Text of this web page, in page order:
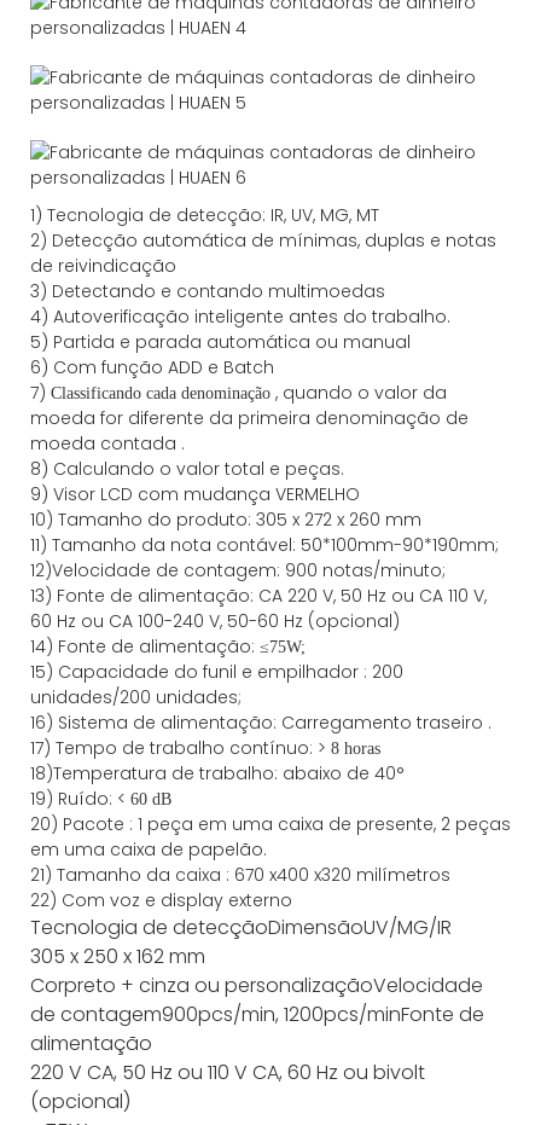
1) Tecnologia de detecção: IR, UV, MG, MT
2) Detecção automática de mínimas, duplas e notas
de reivindicação
3) Detectando e contando multimoedas
4) Autoverificação inteligente antes do trabalho.
5) Partida e parada automática ou manual
6) Com função ADD e Batch
7) Classificando cada denominação , quando o valor da
moeda for diferente da primeira denominação de
moeda contada .
8) Calculando o valor total e peças.
9) Visor LCD com mudança VERMELHO
10) Tamanho do produto: 305 x 272 x 260 mm
11) Tamanho da nota contável: 50*100mm-90*190mm;
12)Velocidade de contagem: 900 notas/minuto;
13) Fonte de alimentação: CA 220 V, 50 Hz ou CA 110 V,
60 Hz ou CA 100-240 V, 50-60 Hz (opcional)
14) Fonte de alimentação: ≤75W;
15) Capacidade do funil e empilhador : 200
unidades/200 unidades;
16) Sistema de alimentação: Carregamento traseiro .
17) Tempo de trabalho contínuo: > 8 horas
18)Temperatura de trabalho: abaixo de 40°
19) Ruído: < 60 dB
20) Pacote : 1 peça em uma caixa de presente, 2 peças
em uma caixa de papelão.
21) Tamanho da caixa : 670 x400 x320 milímetros
22) Com voz e display externo
Tecnologia de detecçãoDimensãoUV/MG/IR
305 x 250 x 162 mm
Corpreto + cinza ou personalizaçãoVelocidade
de contagem900pcs/min, 1200pcs/minFonte de
alimentação
220 V CA, 50 Hz ou 110 V CA, 60 Hz ou bivolt
(opcional)